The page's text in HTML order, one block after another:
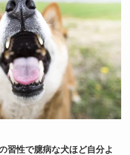
習性で臆病な犬ほど自分よ